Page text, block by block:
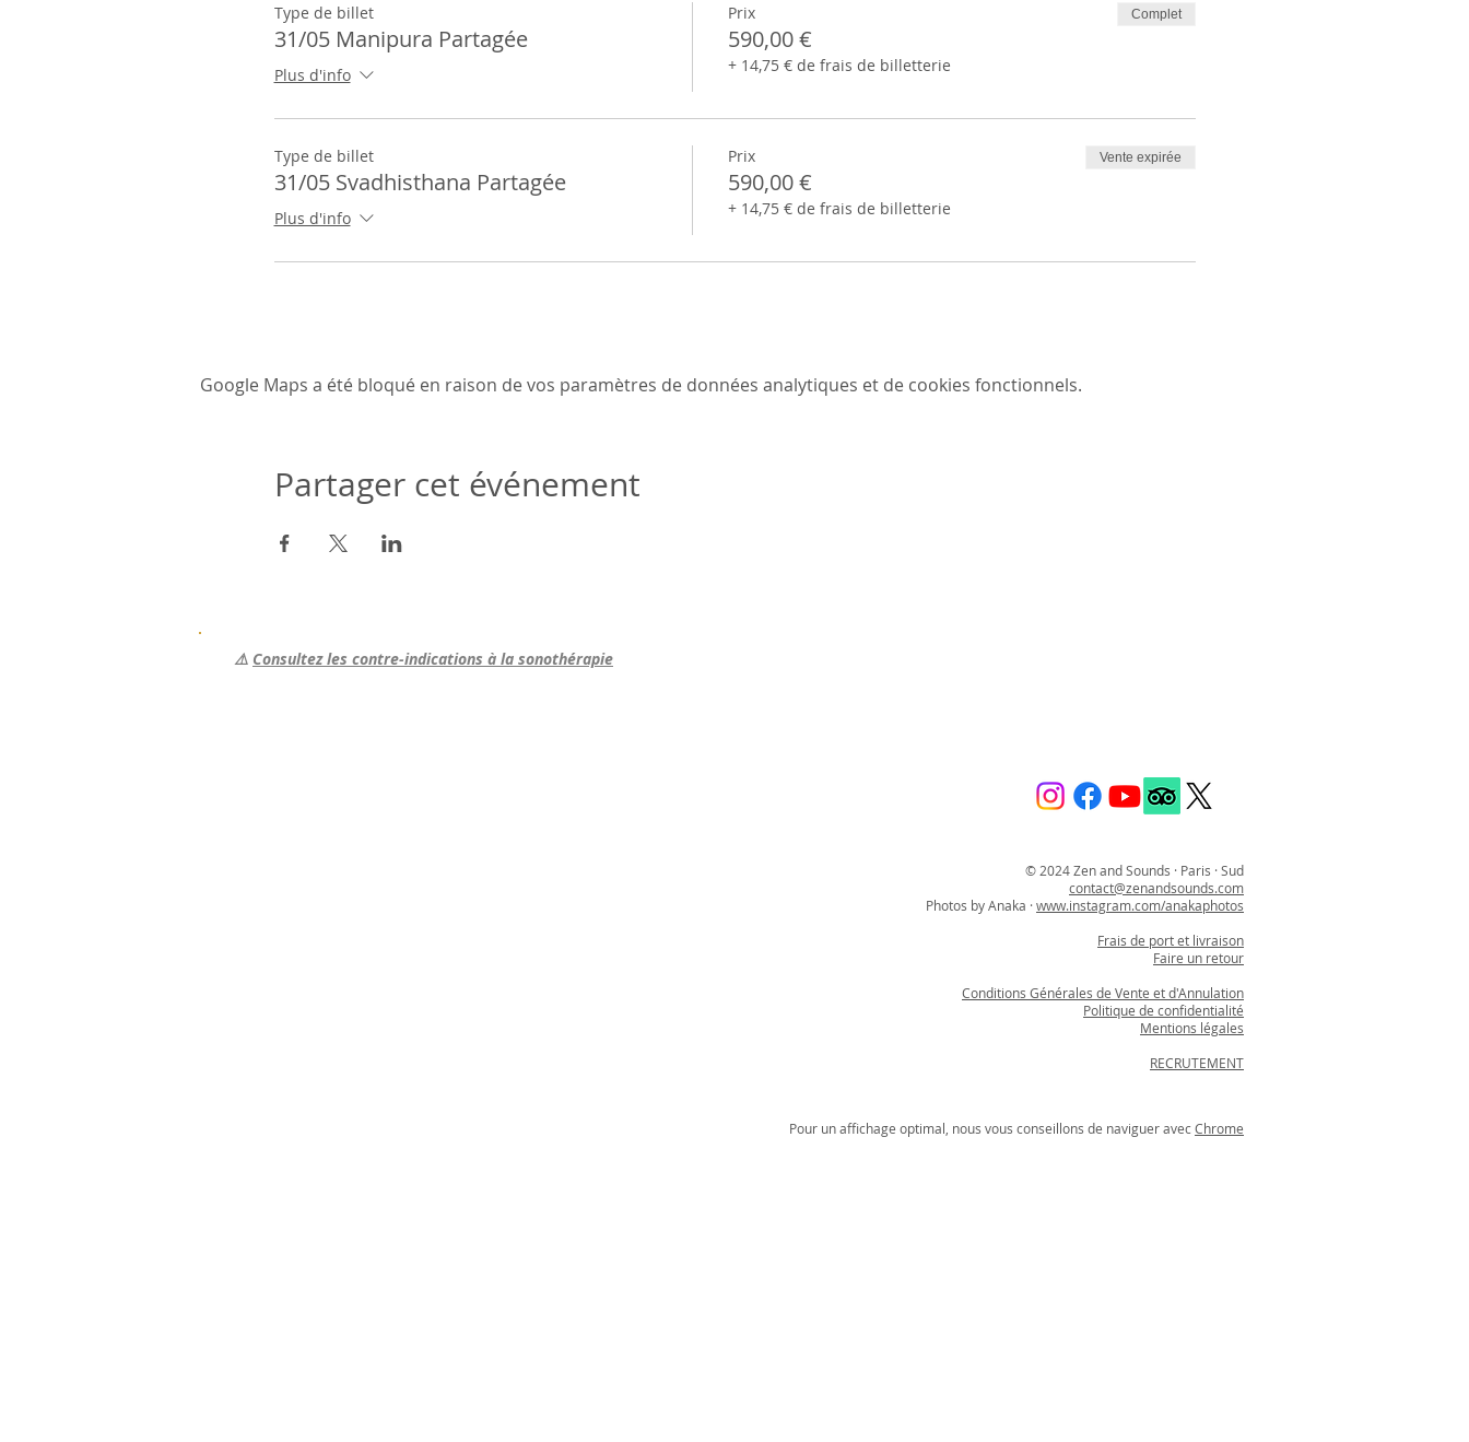
Type de billet
31/05 Manipura Partagée
Plus d'info
Prix
590,00 €
+ 14,75 € de frais de billetterie
Complet
Type de billet
31/05 Svadhisthana Partagée
Plus d'info
Prix
590,00 €
+ 14,75 € de frais de billetterie
Vente expirée
Google Maps a été bloqué en raison de vos paramètres de données analytiques et de cookies fonctionnels.
Partager cet événement
⚠️ Consultez les contre-indications à la sonothérapie
© 2024 Zen and Sounds · Paris · Sud
contact@zenandsounds.com
Photos by Anaka ·www.instagram.com/anakaphotos
Frais de port et livraison
Faire un retour
Conditions Générales de Vente et d'Annulation
Politique de confidentialité
Mentions légales
RECRUTEMENT
Pour un affichage optimal, nous vous conseillons de naviguer avecChrome